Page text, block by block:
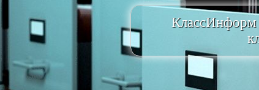
КлассИнформ